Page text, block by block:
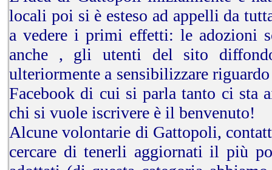
locali poi si è esteso ad appelli da
a vedere i primi effetti: le adozioni
anche , gli utenti del sito
ulteriormente a sensibilizzare
Facebook di cui si parla tanto ci sta
chi si vuole iscrivere è il benvenuto!
Alcune volontarie di Gattopoli,
cercare di tenerli aggiornati il più